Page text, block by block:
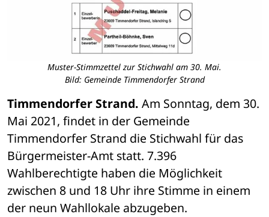
Muster-Stimmzettel zur Stichwahl am 30. Mai.
Bild: Gemeinde Timmendorfer Strand
Timmendorfer Strand. Am Sonntag, dem 30.
Mai 2021, findet in der Gemeinde
Timmendorfer Strand die Stichwahl für das
Bürgermeister-Amt statt. 7.396
Wahlberechtigte haben die Möglichkeit
zwischen 8 und 18 Uhr ihre Stimme in einem
der neun Wahllokale abzugeben.